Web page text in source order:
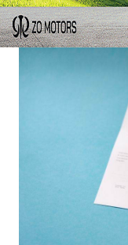
日本华侨报 2023/3/24